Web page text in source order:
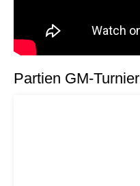
Partien GM-Turnier